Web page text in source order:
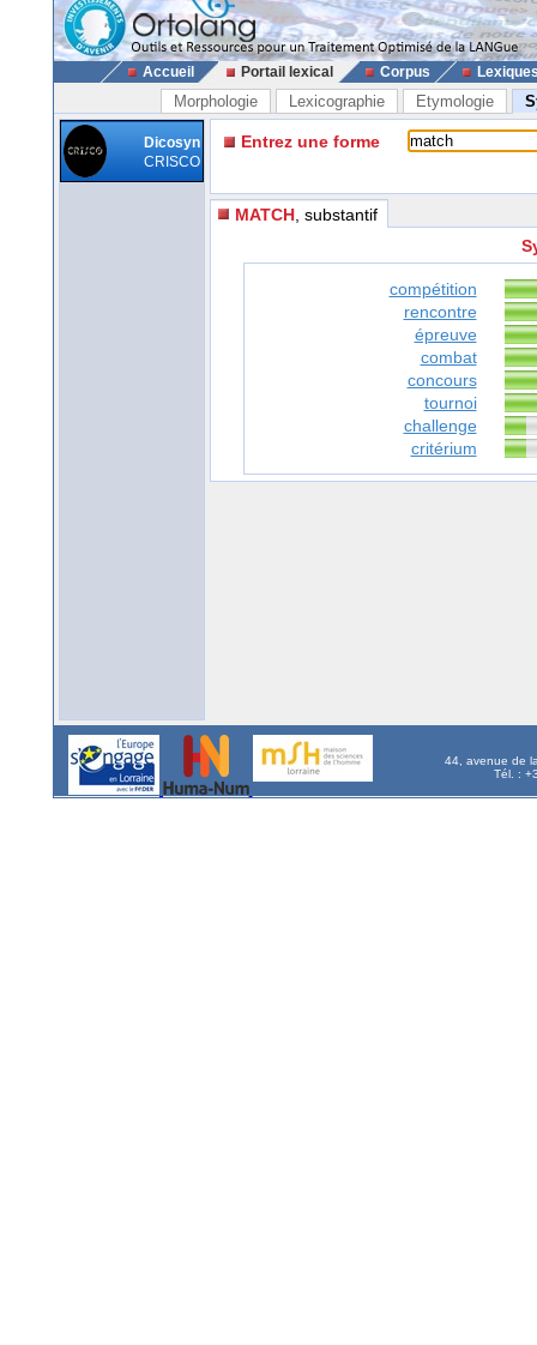
Accueil Portail lexical Corpus
Morphologie Lexicographie Etymologie
Dicosyn
CRISCO
Entrez une forme
MATCH , substantif
compétition
rencontre
épreuve
combat
concours
tournoi
challenge
critérium
44, avenue de
Tél. :